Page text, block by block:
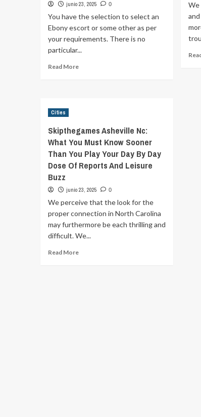
junio 23, 2025 0
You have the selection to select an
Ebony escort or some other as per
your requirements. There is no
particular...
Read MoreRead
Escorts
Online
Informal
Relationship
We
Cities
Skipthegames Asheville Nc:
What You Must Know Sooner
Than You Play Your Day By Day
Dose Of Reports And Leisure
Buzz
junio 23, 2025 0
We perceive that the look for the
proper connection in North Carolina
may furthermore be each thrilling and
difficult. We...
Read MoreRead